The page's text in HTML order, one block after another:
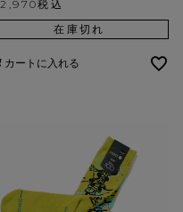
2,970税込
在庫切れ
カートに入れる